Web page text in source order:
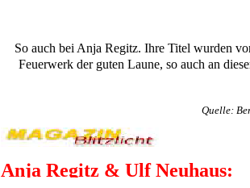
So auch bei Anja Regitz. Ihre Titel wurden
Feuerwerk der guten Laune, so auch an
Quelle:
Anja Regitz & Ulf Neuhaus: